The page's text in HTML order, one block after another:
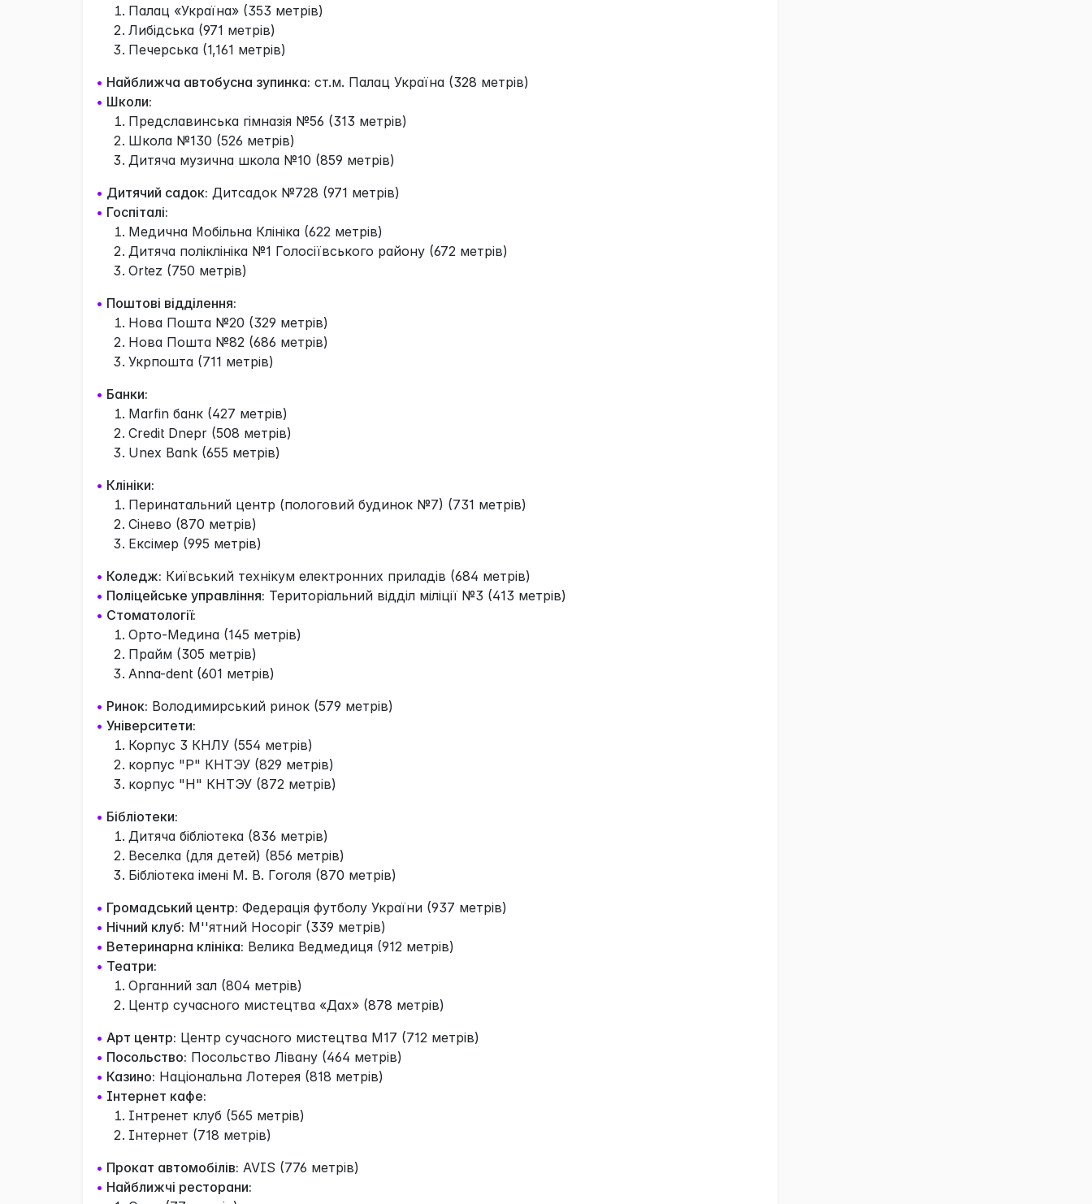
Палац «Україна» (353 метрів)
Либідська (971 метрів)
Печерська (1,161 метрів)
• Найближча автобусна зупинка: ст.м. Палац Україна (328 метрів)
• Школи:
Предславинська гімназія №56 (313 метрів)
Школа №130 (526 метрів)
Дитяча музична школа №10 (859 метрів)
• Дитячий садок: Дитсадок №728 (971 метрів)
• Госпіталі:
Медична Мобільна Клініка (622 метрів)
Дитяча поліклініка №1 Голосіївського району (672 метрів)
Ortez (750 метрів)
• Поштові відділення:
Нова Пошта №20 (329 метрів)
Нова Пошта №82 (686 метрів)
Укрпошта (711 метрів)
• Банки:
Marfin банк (427 метрів)
Credit Dnepr (508 метрів)
Unex Bank (655 метрів)
• Клініки:
Перинатальний центр (пологовий будинок №7) (731 метрів)
Сiнево (870 метрів)
Ексімер (995 метрів)
• Коледж: Київський технікум електронних приладів (684 метрів)
• Поліцейське управління: Територіальний відділ міліції №3 (413 метрів)
• Стоматології:
Орто-Медина (145 метрів)
Прайм (305 метрів)
Anna-dent (601 метрів)
• Ринок: Володимирський ринок (579 метрів)
• Університети:
Корпус 3 КНЛУ (554 метрів)
корпус "Р" КНТЭУ (829 метрів)
корпус "Н" КНТЭУ (872 метрів)
• Бібліотеки:
Дитяча бібліотека (836 метрів)
Веселка (для детей) (856 метрів)
Бібліотека імені М. В. Гоголя (870 метрів)
• Громадський центр: Федерація футболу України (937 метрів)
• Нічний клуб: М''ятний Носоріг (339 метрів)
• Ветеринарна клініка: Велика Ведмедиця (912 метрів)
• Театри:
Органний зал (804 метрів)
Центр сучасного мистецтва «Дах» (878 метрів)
• Арт центр: Центр сучасного мистецтва M17 (712 метрів)
• Посольство: Посольство Лівану (464 метрів)
• Казино: Нацiональна Лотерея (818 метрів)
• Інтернет кафе:
Інтренет клуб (565 метрів)
Інтернет (718 метрів)
• Прокат автомобілів: AVIS (776 метрів)
• Найближчі ресторани: